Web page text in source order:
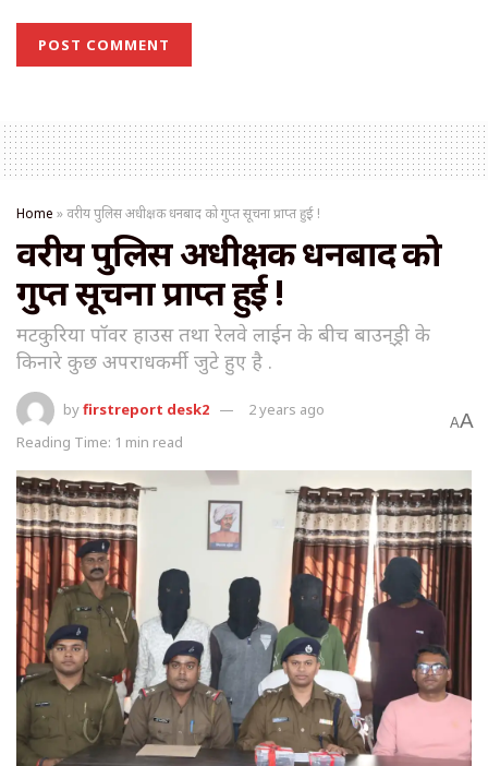
Home »वरीय पुलिस अधीक्षक धनबाद को गुप्त सूचना प्राप्त हुई !
वरीय पुलिस अधीक्षक धनबाद को
गुप्त सूचना प्राप्त हुई !
मटकुरिया पॉवर हाउस तथा रेलवे लाईन के बीच बाउन्‌ड्री के
किनारे कुछ अपराधकर्मी जुटे हुए है .
byfirstreport desk2
2 years ago
Reading Time: 1 min read
AA